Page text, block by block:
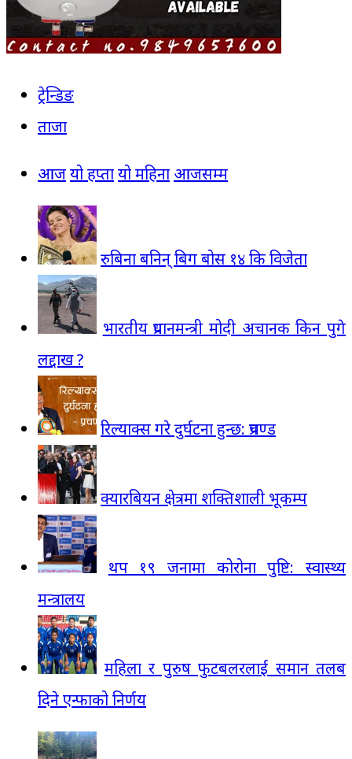
ट्रेन्डिङ
ताजा
आजयो हप्तायो महिना आजसम्म
रुबिना बनिन् बिग बोस १४ कि विजेता
भारतीय प्रधानमन्त्री मोदी अचानक किन पुगे
लद्दाख ?
रिल्याक्स गरे दुर्घटना हुन्छ: प्रचण्ड
क्यारबियन क्षेत्रमा शक्तिशाली भूकम्प
थप १९ जनामा कोरोना पुष्टि: स्वास्थ्य
मन्त्रालय
महिला र पुरुष फुटबलरलाई समान तलब
दिने एन्फाको निर्णय